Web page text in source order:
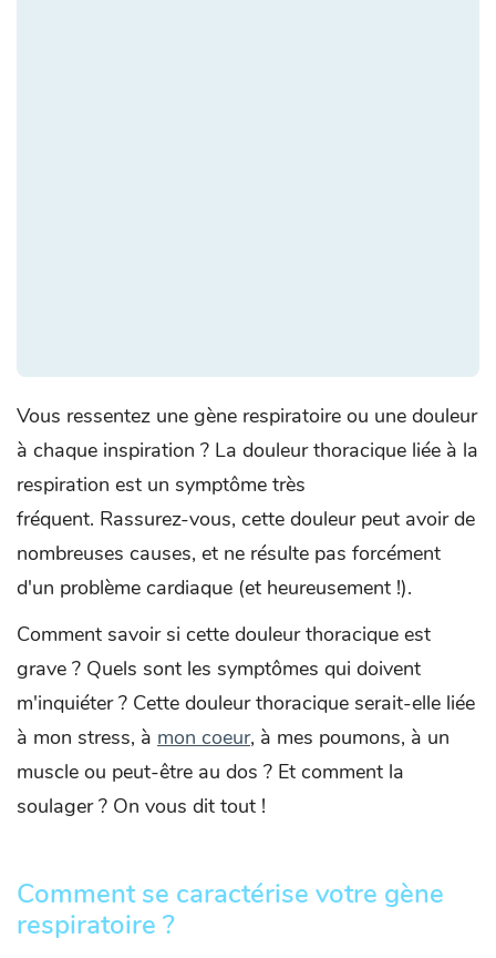
Vous ressentez une gène respiratoire ou une douleur
à chaque inspiration ? La douleur thoracique liée à la
respiration est un symptôme très
fréquent. Rassurez-vous, cette douleur peut avoir de
nombreuses causes, et ne résulte pas forcément
d'un problème cardiaque (et heureusement !).
Comment savoir si cette douleur thoracique est
grave ? Quels sont les symptômes qui doivent
m'inquiéter ? Cette douleur thoracique serait-elle liée
à mon stress, à mon coeur, à mes poumons, à un
muscle ou peut-être au dos ? Et comment la
soulager ? On vous dit tout !
Comment se caractérise votre gène
respiratoire ?